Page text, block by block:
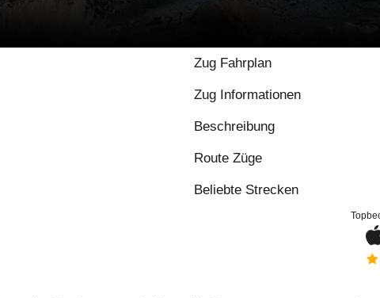
Zug Fahrplan
Zug Informationen
Beschreibung
Route Züge
Beliebte Strecken